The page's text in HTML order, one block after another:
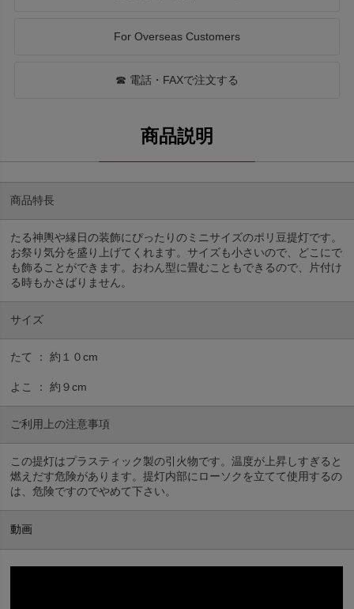
For Overseas Customers
☎ 電話・FAXで注文する
商品特長
たる神輿や縁日の装飾にぴったりのミニサイズのポリ豆提灯です。
お祭り気分を盛り上げてくれます。サイズも小さいので、どこにで
も飾ることができます。おわん型に畳むこともできるので、片付け
る時もかさばりません。
サイズ
たて ： 約１０cm
よこ ： 約９cm
ご利用上の注意事項
この提灯はプラスティック製の引火物です。温度が上昇しすぎると
燃えだす危険があります。提灯内部にローソクを立てて使用するの
は、危険ですのでやめて下さい。